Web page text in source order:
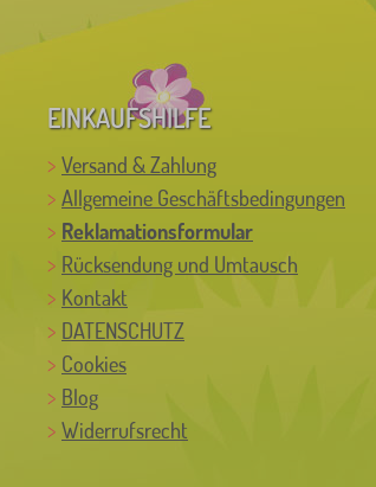
EINKAUFSHILFE
Versand & Zahlung
Allgemeine Geschäftsbedingungen
Reklamationsformular
Rücksendung und Umtausch
Kontakt
DATENSCHUTZ
Cookies
Blog
Widerrufsrecht